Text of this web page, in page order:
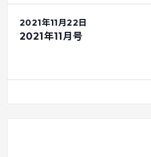
2021年11月22日
2021年11月号